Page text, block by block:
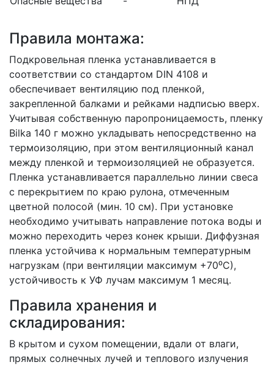
Правила монтажа:
Подкровельная пленка устанавливается в
соответствии со стандартом DIN 4108 и
обеспечивает вентиляцию под пленкой,
закрепленной балками и рейками надписью вверх.
Учитывая собственную паропроницаемость, пленку
Bilka 140 г можно укладывать непосредственно на
термоизоляцию, при этом вентиляционный канал
между пленкой и термоизоляцией не образуется.
Пленка устанавливается параллельно линии свеса
с перекрытием по краю рулона, отмеченным
цветной полосой (мин. 10 см). При установке
необходимо учитывать направление потока воды и
можно переходить через конек крыши. Диффузная
пленка устойчива к нормальным температурным
нагрузкам (при вентиляции максимум +70⁰С),
устойчивость к УФ лучам максимум 1 месяц.
Правила хранения и
складирования:
В крытом и сухом помещении, вдали от влаги,
прямых солнечных лучей и теплового излучения